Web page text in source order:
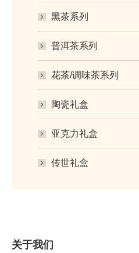
黑茶系列
普洱茶系列
花茶/调味茶系列
陶瓷礼盒
亚克力礼盒
传世礼盒
关于我们